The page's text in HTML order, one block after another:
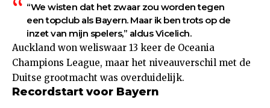
“We wisten dat het zwaar zou worden tegen
een topclub als Bayern. Maar ik ben trots op de
inzet van mijn spelers,” aldus Vicelich.
Auckland won weliswaar 13 keer de Oceania
Champions League, maar het niveauverschil met de
Duitse grootmacht was overduidelijk.
Recordstart voor Bayern